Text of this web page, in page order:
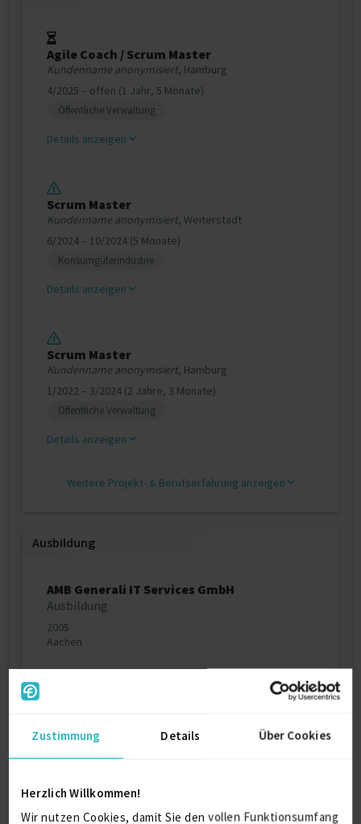
Zustimmung Details Über Cookies
Herzlich Willkommen!
Wir nutzen Cookies, damit Sie den vollen Funktionsumfang
Agile Coach / Scrum Master
Kundenname anonymisiert, Hamburg
4/2025 – offen (1 Jahr, 5 Monate)
Öffentliche Verwaltung
Details anzeigen
Scrum Master
Kundenname anonymisiert, Weiterstadt
6/2024 – 10/2024 (5 Monate)
Konsumgüterindustrie
Details anzeigen
Scrum Master
Kundenname anonymisiert, Hamburg
1/2022 – 3/2024 (2 Jahre, 3 Monate)
Öffentliche Verwaltung
Details anzeigen
Weitere Projekt‐ & Berufserfahrung anzeigen
Ausbildung
AMB Generali IT Services GmbH
Ausbildung
2005
Aachen
2002
Eupen
Über mich